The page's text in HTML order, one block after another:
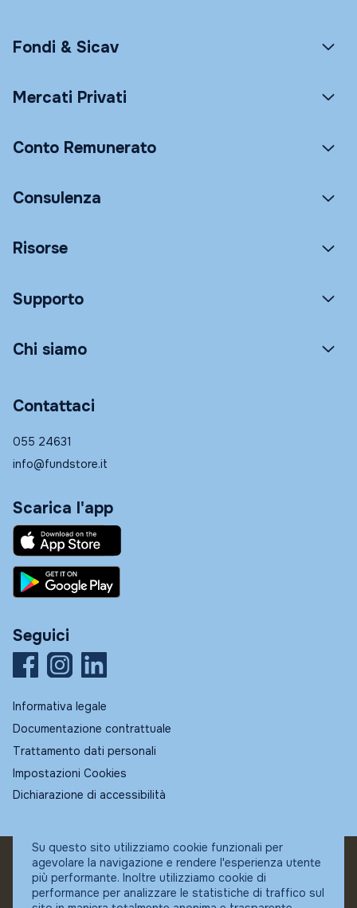
Fondi & Sicav
Mercati Privati
Conto Remunerato
Consulenza
Risorse
Supporto
Chi siamo
Contattaci
055 24631
info@fundstore.it
Scarica l'app
Seguici
Informativa legale
Documentazione contrattuale
Trattamento dati personali
Impostazioni Cookies
Dichiarazione di accessibilità
© Fundstore
Collocatore autorizzato:
Banca Ifigest SpA
Su questo sito utilizziamo cookie funzionali per
agevolare la navigazione e rendere l'esperienza utente
più performante. Inoltre utilizziamo cookie di
performance per analizzare le statistiche di traffico sul